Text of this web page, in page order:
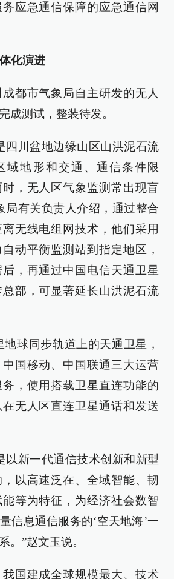
应急通信保障的应急通信网
化演进
都市气象局自主研发的无人
成测试，整装待发。
四川盆地边缘山区山洪泥石流
域地形和交通、通信条件限
，无人区气象监测常出现盲
局有关负责人介绍，通过整合
无线电组网技术，他们采用
动平衡监测站到指定地区，
，再通过中国电信天通卫星
部，可显著延长山洪泥石流
地球同步轨道上的天通卫星，
国移动、中国联通三大运营
，使用搭载卫星直连功能的
无人区直连卫星通话和发送
以新一代通信技术创新和新型
以高速泛在、全域智能、韧
等为特征，为经济社会数智
信息通信服务的‘空天地海’一
。”赵文玉说。
国建成全球规模最大、技术